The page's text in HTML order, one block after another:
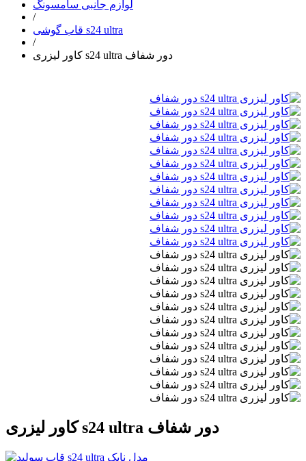
لوازم جانبی سامسونگ
/
قاب گوشی s24 ultra
/
کاور لیزری s24 ultra دور شفاف
کاور لیزری s24 ultra دور شفاف